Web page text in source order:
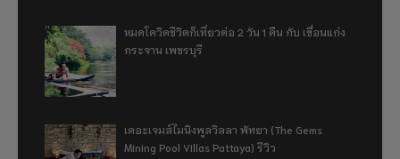
หมดโควิดชีวิตก็เที่ยวต่อ 2 วัน 1 คืน กับ เขื่อนแก่ง
กระจาน เพชรบุรี
เดอะเจมส์ไมนิงพูลวิลลา พัทยา (The Gems
Mining Pool Villas Pattaya) รีวิว